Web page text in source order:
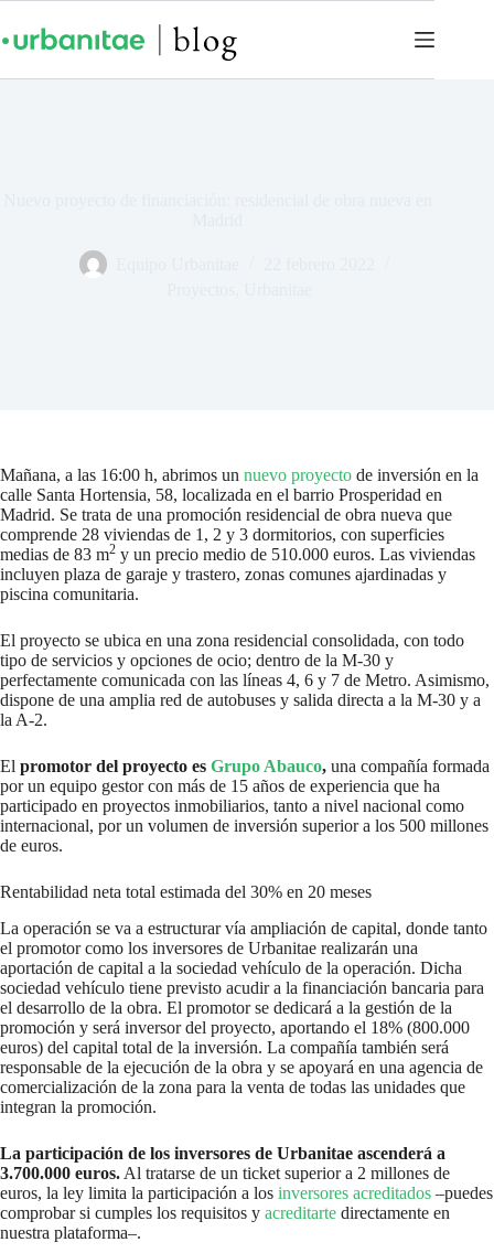
Mañana, a las 16:00 h, abrimos un nuevo proyecto de inversión en la
calle Santa Hortensia, 58, localizada en el barrio Prosperidad en
Madrid. Se trata de una promoción residencial de obra nueva que
comprende 28 viviendas de 1, 2 y 3 dormitorios, con superficies
medias de 83 m2 y un precio medio de 510.000 euros. Las viviendas
incluyen plaza de garaje y trastero, zonas comunes ajardinadas y
piscina comunitaria.
El proyecto se ubica en una zona residencial consolidada, con todo
tipo de servicios y opciones de ocio; dentro de la M-30 y
perfectamente comunicada con las líneas 4, 6 y 7 de Metro. Asimismo,
dispone de una amplia red de autobuses y salida directa a la M-30 y a
la A-2.
El promotor del proyecto es Grupo Abauco, una compañía formada
por un equipo gestor con más de 15 años de experiencia que ha
participado en proyectos inmobiliarios, tanto a nivel nacional como
internacional, por un volumen de inversión superior a los 500 millones
de euros.
Rentabilidad neta total estimada del 30% en 20 meses
La operación se va a estructurar vía ampliación de capital, donde tanto
el promotor como los inversores de Urbanitae realizarán una
aportación de capital a la sociedad vehículo de la operación. Dicha
sociedad vehículo tiene previsto acudir a la financiación bancaria para
el desarrollo de la obra. El promotor se dedicará a la gestión de la
promoción y será inversor del proyecto, aportando el 18% (800.000
euros) del capital total de la inversión. La compañía también será
responsable de la ejecución de la obra y se apoyará en una agencia de
comercialización de la zona para la venta de todas las unidades que
integran la promoción.
La participación de los inversores de Urbanitae ascenderá a
3.700.000 euros. Al tratarse de un ticket superior a 2 millones de
euros, la ley limita la participación a los inversores acreditados –puedes
comprobar si cumples los requisitos y acreditarte directamente en
nuestra plataforma–.